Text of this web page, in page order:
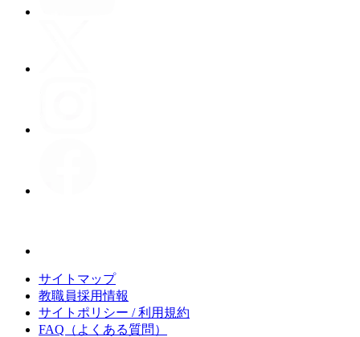
サイトマップ
教職員採用情報
サイトポリシー / 利用規約
FAQ（よくある質問）